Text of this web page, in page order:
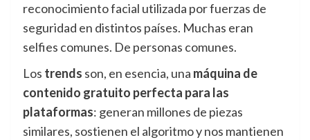
reconocimiento facial utilizada por fuerzas de
seguridad en distintos países. Muchas eran
selfies comunes. De personas comunes.
Los trends son, en esencia, una máquina de
contenido gratuito perfecta para las
plataformas: generan millones de piezas
similares, sostienen el algoritmo y nos mantienen